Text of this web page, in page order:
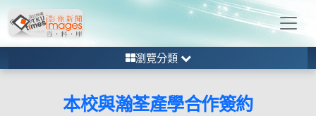
瀏覽分類
本校與瀚荃產學合作簽約